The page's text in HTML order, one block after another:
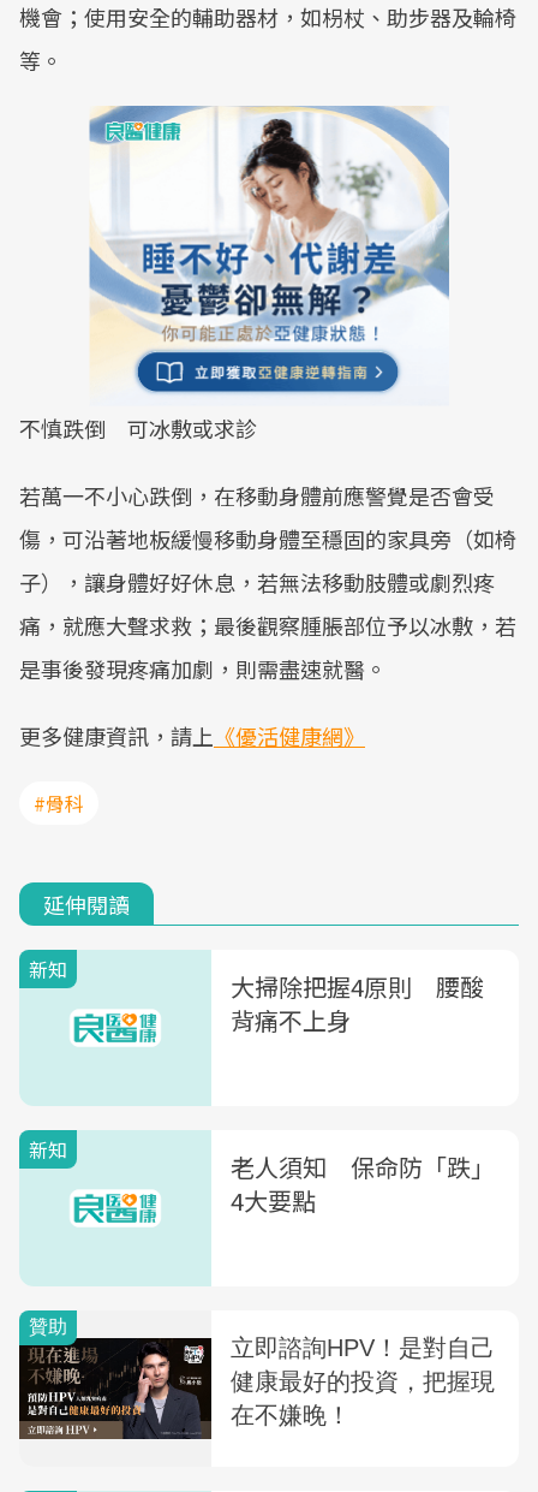
機會；使用安全的輔助器材，如枴杖、助步器及輪椅
等。
不慎跌倒 可冰敷或求診
若萬一不小心跌倒，在移動身體前應警覺是否會受
傷，可沿著地板緩慢移動身體至穩固的家具旁（如椅
子），讓身體好好休息，若無法移動肢體或劇烈疼
痛，就應大聲求救；最後觀察腫脹部位予以冰敷，若
是事後發現疼痛加劇，則需盡速就醫。
更多健康資訊，請上 《優活健康網》
#骨科
延伸閱讀
新知
大掃除把握4原則 腰酸
背痛不上身
新知
老人須知 保命防「跌」
4大要點